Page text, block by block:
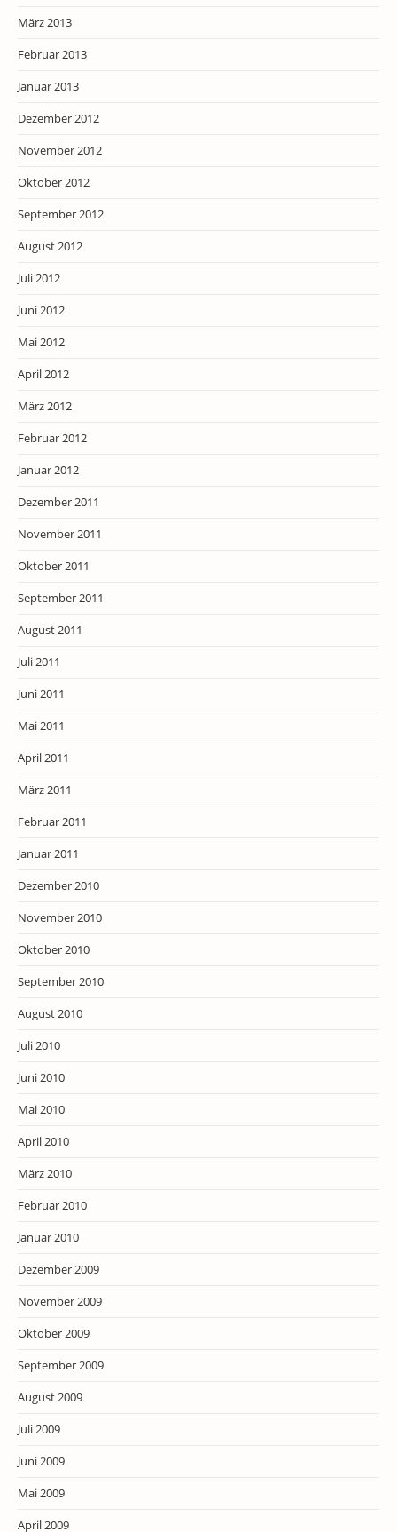
März 2013
Februar 2013
Januar 2013
Dezember 2012
November 2012
Oktober 2012
September 2012
August 2012
Juli 2012
Juni 2012
Mai 2012
April 2012
März 2012
Februar 2012
Januar 2012
Dezember 2011
November 2011
Oktober 2011
September 2011
August 2011
Juli 2011
Juni 2011
Mai 2011
April 2011
März 2011
Februar 2011
Januar 2011
Dezember 2010
November 2010
Oktober 2010
September 2010
August 2010
Juli 2010
Juni 2010
Mai 2010
April 2010
März 2010
Februar 2010
Januar 2010
Dezember 2009
November 2009
Oktober 2009
September 2009
August 2009
Juli 2009
Juni 2009
Mai 2009
April 2009